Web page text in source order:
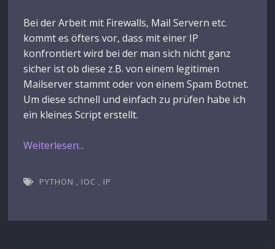
Bei der Arbeit mit Firewalls, Mail Servern etc.
kommt es öfters vor, dass mit einer IP
konfrontiert wird bei der man sich nicht ganz
sicher ist ob diese z.B. von einem legitimen
Mailserver stammt oder von einem Spam Botnet.
Um diese schnell und einfach zu prüfen habe ich
ein kleines Script erstellt.
Weiterlesen...
PYTHON , IOC , IP